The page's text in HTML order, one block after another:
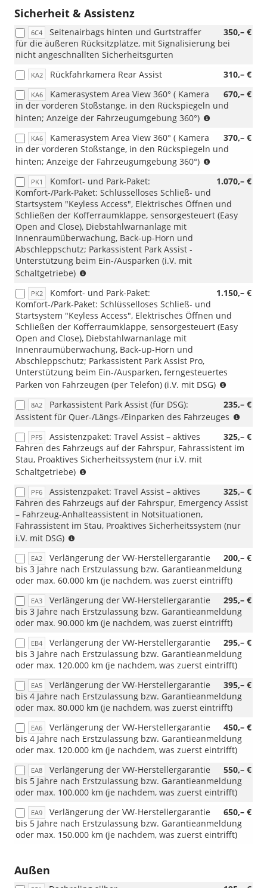
RDA)
Sicherheit & Assistenz
6C4 350,– €
Seitenairbags hinten und Gurtstraffer
für die äußeren Rücksitzplätze, mit Signalisierung bei
nicht angeschnallten Sicherheitsgurten
KA2 310,– €
Rückfahrkamera Rear Assist
KA6 670,– €
Kamerasystem Area View 360° ( Kamera
in der vorderen Stoßstange, in den Rückspiegeln und
hinten; Anzeige der Fahrzeugumgebung 360°)
mit
RBB
KA6 370,– €
Kamerasystem Area View 360° ( Kamera
in der vorderen Stoßstange, in den Rückspiegeln und
hinten; Anzeige der Fahrzeugumgebung 360°)
mit
oder
RDA)
PK1 1.070,– €
Komfort- und Park-Paket:
Komfort-/Park-Paket: Schlüsselloses Schließ- und
Startsystem "Keyless Access", Elektrisches Öffnen und
Schließen der Kofferraumklappe, sensorgesteuert (Easy
Open and Close), Diebstahlwarnanlage mit
Innenraumüberwachung, Back-up-Horn und
Abschleppschutz; Parkassistent Park Assist -
Unterstützung beim Ein-/Ausparken (i.V. mit
Schaltgetriebe)
Schaltgetriebe)
PK2 1.150,– €
Komfort- und Park-Paket:
Komfort-/Park-Paket: Schlüsselloses Schließ- und
Startsystem "Keyless Access", Elektrisches Öffnen und
Schließen der Kofferraumklappe, sensorgesteuert (Easy
Open and Close), Diebstahlwarnanlage mit
Innenraumüberwachung, Back-up-Horn und
Abschleppschutz; Parkassistent Park Assist Pro,
Unterstützung beim Ein-/Ausparken, ferngesteuertes
Parken von Fahrzeugen (per Telefon) (i.V. mit DSG)
DSG)
8A2 235,– €
Parkassistent Park Assist (für DSG):
Assistent für Quer-/Längs-/Einparken des Fahrzeuges
DSG)
PF5 325,– €
Assistenzpaket: Travel Assist – aktives
Fahren des Fahrzeugs auf der Fahrspur, Fahrassistent im
Stau, Proaktives Sicherheitssystem (nur i.V. mit
Schaltgetriebe)
Schaltgetriebe)
PF6 325,– €
Assistenzpaket: Travel Assist – aktives
Fahren des Fahrzeugs auf der Fahrspur, Emergency Assist
– Fahrzeug-Anhalteassistent in Notsituationen,
Fahrassistent im Stau, Proaktives Sicherheitssystem (nur
i.V. mit DSG)
DSG)
EA2 200,– €
Verlängerung der VW-Herstellergarantie
bis 3 Jahre nach Erstzulassung bzw. Garantieanmeldung
oder max. 60.000 km (je nachdem, was zuerst eintrifft)
EA3 295,– €
Verlängerung der VW-Herstellergarantie
bis 3 Jahre nach Erstzulassung bzw. Garantieanmeldung
oder max. 90.000 km (je nachdem, was zuerst eintrifft)
EB4 295,– €
Verlängerung der VW-Herstellergarantie
bis 3 Jahre nach Erstzulassung bzw. Garantieanmeldung
oder max. 120.000 km (je nachdem, was zuerst eintrifft)
EA5 395,– €
Verlängerung der VW-Herstellergarantie
bis 4 Jahre nach Erstzulassung bzw. Garantieanmeldung
oder max. 80.000 km (je nachdem, was zuerst eintrifft)
EA6 450,– €
Verlängerung der VW-Herstellergarantie
bis 4 Jahre nach Erstzulassung bzw. Garantieanmeldung
oder max. 120.000 km (je nachdem, was zuerst eintrifft)
EA8 550,– €
Verlängerung der VW-Herstellergarantie
bis 5 Jahre nach Erstzulassung bzw. Garantieanmeldung
oder max. 100.000 km (je nachdem, was zuerst eintrifft)
EA9 650,– €
Verlängerung der VW-Herstellergarantie
bis 5 Jahre nach Erstzulassung bzw. Garantieanmeldung
oder max. 150.000 km (je nachdem, was zuerst eintrifft)
Außen